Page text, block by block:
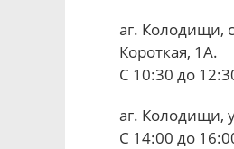
аг. Колодищи,
Короткая, 1А.
С 10:30 до
аг. Колодищи,
С 14:00 до